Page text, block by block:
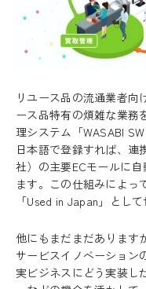
リユース品の流通業者
ース品特有の煩雑な業務
理システム「WASABI
日本語で登録すれば、連
社）の主要ECモールに
ます。この仕組みによっ
「Used in Japan」とし
他にもまだまだあります
サービスイノベーション
実ビジネスにどう実装し